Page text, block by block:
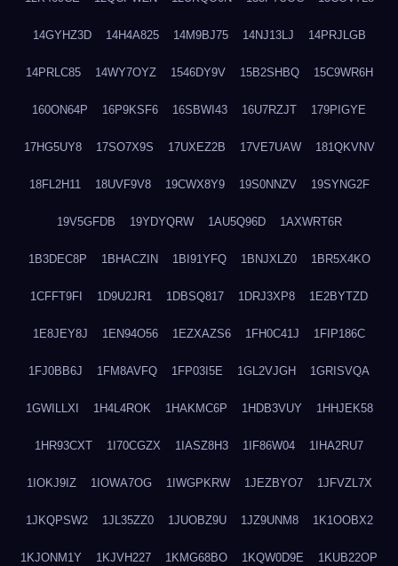
14GYHZ3D 14H4A825 14M9BJ75 14NJ13LJ 14PRJLGB
14PRLC85 14WY7OYZ 1546DY9V 15B2SHBQ 15C9WR6H
160ON64P 16P9KSF6 16SBWI43 16U7RZJT 179PIGYE
17HG5UY8 17SO7X9S 17UXEZ2B 17VE7UAW 181QKVNV
18FL2H11 18UVF9V8 19CWX8Y9 19S0NNZV 19SYNG2F
19V5GFDB 19YDYQRW 1AU5Q96D 1AXWRT6R
1B3DEC8P 1BHACZIN 1BI91YFQ 1BNJXLZ0 1BR5X4KO
1CFFT9FI 1D9U2JR1 1DBSQ817 1DRJ3XP8 1E2BYTZD
1E8JEY8J 1EN94O56 1EZXAZS6 1FH0C41J 1FIP186C
1FJ0BB6J 1FM8AVFQ 1FP03I5E 1GL2VJGH 1GRISVQA
1GWILLXI 1H4L4ROK 1HAKMC6P 1HDB3VUY 1HHJEK58
1HR93CXT 1I70CGZX 1IASZ8H3 1IF86W04 1IHA2RU7
1IOKJ9IZ 1IOWA7OG 1IWGPKRW 1JEZBYO7 1JFVZL7X
1JKQPSW2 1JL35ZZ0 1JUOBZ9U 1JZ9UNM8 1K1OOBX2
1KJONM1Y 1KJVH227 1KMG68BO 1KQW0D9E 1KUB22OP